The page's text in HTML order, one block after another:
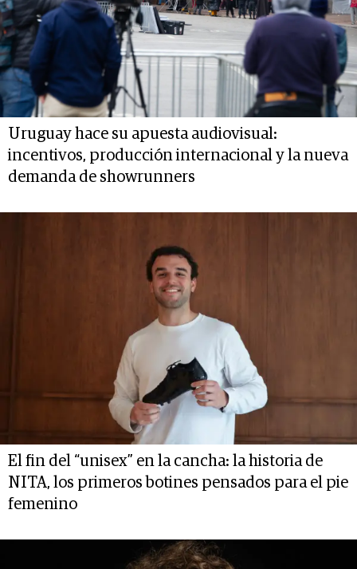
Uruguay hace su apuesta audiovisual:
incentivos, producción internacional y la nueva
demanda de showrunners
El fin del “unisex” en la cancha: la historia de
NITA, los primeros botines pensados para el pie
femenino